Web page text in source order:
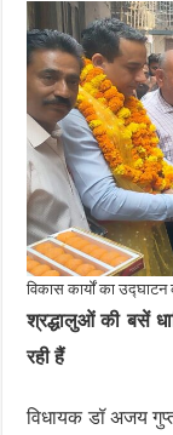
विकास कार्यों का
श्रद्धालुओं की बसें
रही हैं
विधायक डॉ अजय